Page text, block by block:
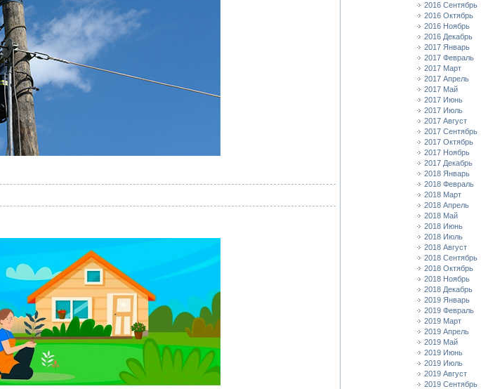
2016 Сентябрь
2016 Октябрь
2016 Ноябрь
2016 Декабрь
2017 Январь
2017 Февраль
2017 Март
2017 Апрель
2017 Май
2017 Июнь
2017 Июль
2017 Август
2017 Сентябрь
2017 Октябрь
2017 Ноябрь
2017 Декабрь
2018 Январь
2018 Февраль
2018 Март
2018 Апрель
2018 Май
2018 Июнь
2018 Июль
2018 Август
2018 Сентябрь
2018 Октябрь
2018 Ноябрь
2018 Декабрь
2019 Январь
2019 Февраль
2019 Март
2019 Апрель
2019 Май
2019 Июнь
2019 Июль
2019 Август
2019 Сентябрь